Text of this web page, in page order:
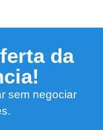
da
sem negociar